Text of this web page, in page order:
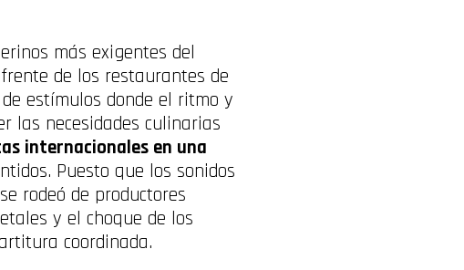
más exigentes del
de los restaurantes de
estímulos donde el ritmo y
las necesidades culinarias
internacionales en una
Puesto que los sonidos
rodeó de productores
y el choque de los
coordinada.